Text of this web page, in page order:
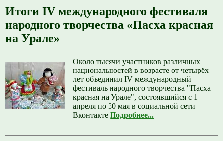
Итоги IV международного фестиваля
народного творчества «Пасха красная
на Урале»
Около тысячи участников различных
национальностей в возрасте от четырёх
лет объединил IV международный
фестиваль народного творчества "Пасха
красная на Урале", состоявшийся с 1
апреля по 30 мая в социальной сети
ВконтактеПодробнее...